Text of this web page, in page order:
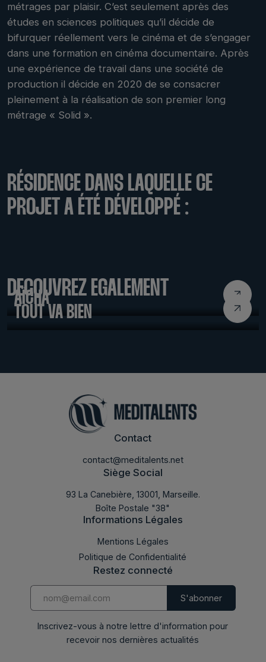
métrages par plaisir. C’est seulement après des
études en sciences politiques qu’il décide de
bifurquer réellement vers le cinéma et de s’engager
dans une formation en cinéma documentaire. Après
une expérience de travail dans une société de
production il décide en 2020 de se consacrer
pleinement à la réalisation de son premier long
métrage « Solid ».
RÉSIDENCE DANS LAQUELLE CE
PROJET A ÉTÉ DÉVELOPPÉ :
DÉCOUVREZ ÉGALEMENT
AÏCHA
TOUT VA BIEN
Contact
contact@meditalents.net
Siège Social
93 La Canebière, 13001, Marseille.
Boîte Postale "38"
Informations Légales
Mentions Légales
Politique de Confidentialité
Restez connecté
Inscrivez-vous à notre lettre d'information pour
recevoir nos dernières actualités